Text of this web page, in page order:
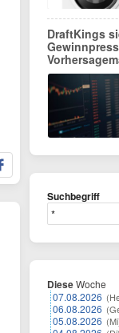
DraftKings
Suchbegriff
DieseWoche
07.08.2026
06.08.2026
05.08.2026